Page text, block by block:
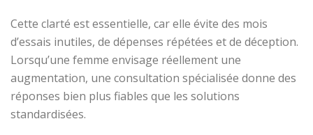
Cette clarté est essentielle, car elle évite des mois
d’essais inutiles, de dépenses répétées et de déception.
Lorsqu’une femme envisage réellement une
augmentation, une consultation spécialisée donne des
réponses bien plus fiables que les solutions
standardisées.